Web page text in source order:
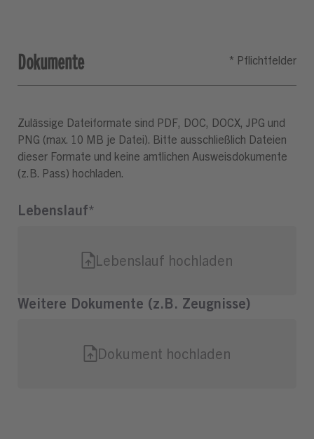
Dokumente
Zulässige Dateiformate sind PDF, DOC, DOCX, JPG und
PNG (max. 10 MB je Datei). Bitte ausschließlich Dateien
dieser Formate und keine amtlichen Ausweisdokumente
(z.B. Pass) hochladen.